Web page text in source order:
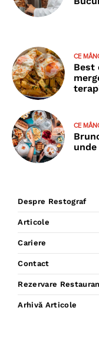
CE
Best
CE
Despre Restograf
Articole
Cariere
Contact
Rezervare
Arhivă Articole